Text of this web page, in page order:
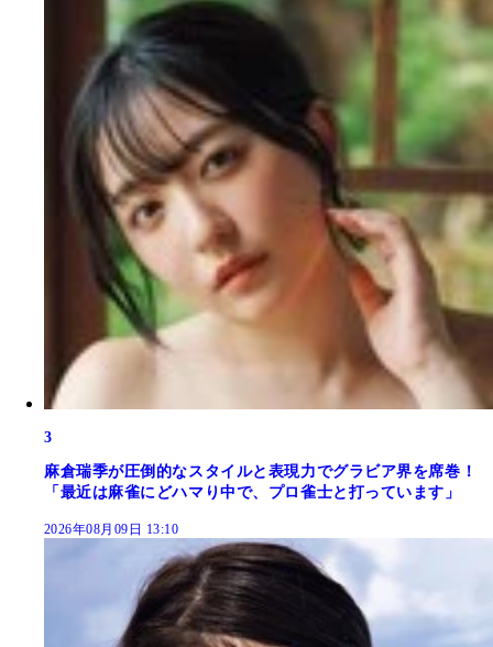
3
麻倉瑞季が圧倒的なスタイルと表現力でグラビア界を席巻！
「最近は麻雀にどハマり中で、プロ雀士と打っています」
2026年08月09日 13:10